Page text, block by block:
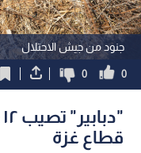
جنود من جيش الاحتلال
0
0
قطاع غزة